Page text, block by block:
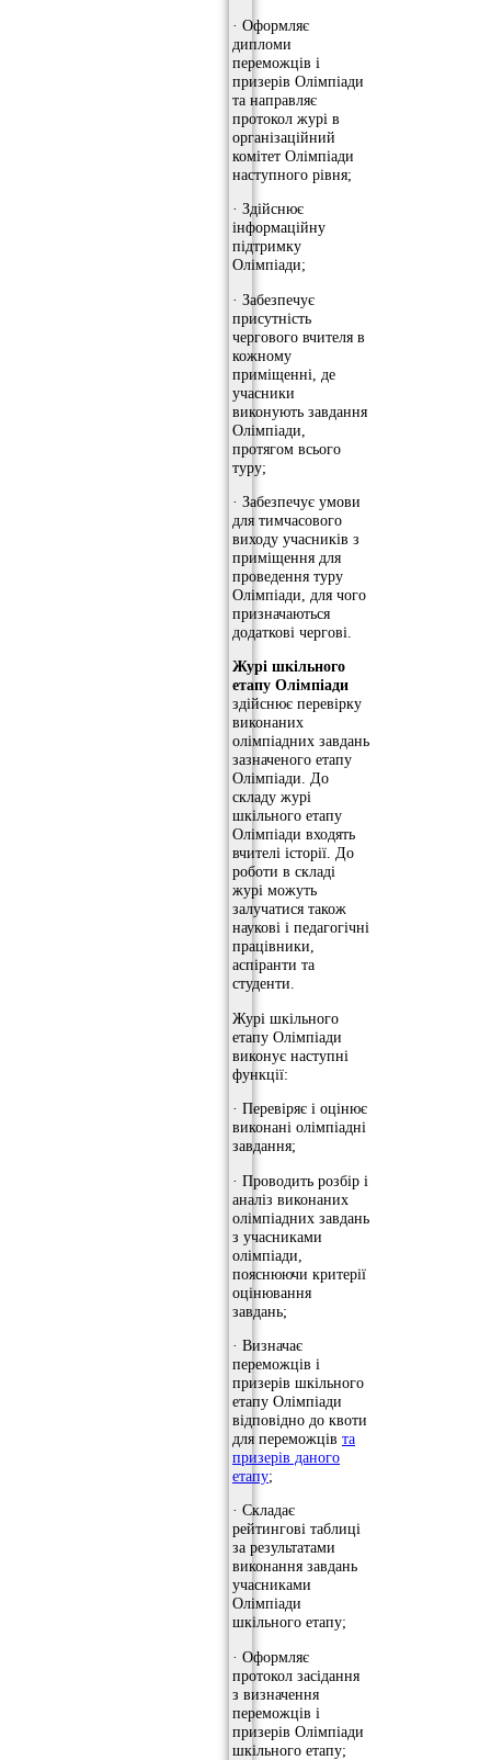
· Оформляє
дипломи
переможців і
призерів Олімпіади
та направляє
протокол журі в
організаційний
комітет Олімпіади
наступного рівня;
· Здійснює
інформаційну
підтримку
Олімпіади;
· Забезпечує
присутність
чергового вчителя в
кожному
приміщенні, де
учасники
виконують завдання
Олімпіади,
протягом всього
туру;
· Забезпечує умови
для тимчасового
виходу учасників з
приміщення для
проведення туру
Олімпіади, для чого
призначаються
додаткові чергові.
Журі шкільного
етапу Олімпіади
здійснює перевірку
виконаних
олімпіадних завдань
зазначеного етапу
Олімпіади. До
складу журі
шкільного етапу
Олімпіади входять
вчителі історії. До
роботи в складі
журі можуть
залучатися також
наукові і педагогічні
працівники,
аспіранти та
студенти.
Журі шкільного
етапу Олімпіади
виконує наступні
функції:
· Перевіряє і оцінює
виконані олімпіадні
завдання;
· Проводить розбір і
аналіз виконаних
олімпіадних завдань
з учасниками
олімпіади,
пояснюючи критерії
оцінювання
завдань;
· Визначає
переможців і
призерів шкільного
етапу Олімпіади
відповідно до квоти
для переможців та
призерів даного
етапу;
· Складає
рейтингові таблиці
за результатами
виконання завдань
учасниками
Олімпіади
шкільного етапу;
· Оформляє
протокол засідання
з визначення
переможців і
призерів Олімпіади
шкільного етапу;